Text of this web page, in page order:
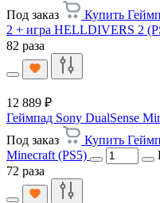
Под заказ
Купить
2 + игра HELLDIVERS 2
82 раза
12 889 ₽
Геймпад Sony DualSense
Под заказ
Купить
Minecraft (PS5)
72 раза